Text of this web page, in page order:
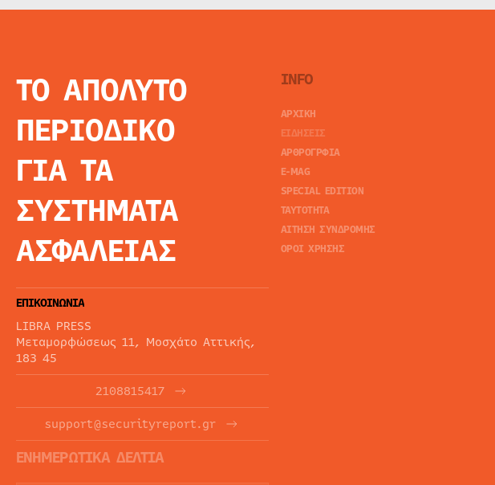
ΤΟ ΑΠΟΛΥΤΟ
ΠΕΡΙΟΔΙΚΟ
ΓΙΑ ΤΑ
ΣΥΣΤΗΜΑΤΑ
ΑΣΦΑΛΕΙΑΣ
ΕΠΙΚΟΙΝΩΝΙΑ
LIBRA PRESS
Μεταμορφώσεως 11, Μοσχάτο Αττικής,
183 45
2108815417
support@securityreport.gr
ΕΝΗΜΕΡΩΤΙΚΑ ΔΕΛΤΙΑ
INFO
ΑΡΧΙΚΗ
ΕΙΔΗΣΕΙΣ
ΑΡΘΡΟΓΡΦΙΑ
E-MAG
SPECIAL EDITION
ΤΑΥΤΟΤΗΤΑ
ΑΙΤΗΣΗ ΣΥΝΔΡΟΜΗΣ
ΟΡΟΙ ΧΡΗΣΗΣ